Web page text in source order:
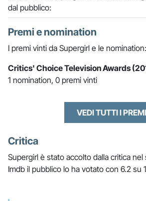
dal pubblico:
Premi e nomination
I premi vinti da Supergirl e le nomination:
Critics' Choice Television Awards
1 nomination, 0 premi vinti
VEDI TUTTI I PREMI
Critica
Supergirl è stato accolto dalla critica
Imdb il pubblico lo ha votato con 6.2 su